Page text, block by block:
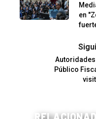
en
Público